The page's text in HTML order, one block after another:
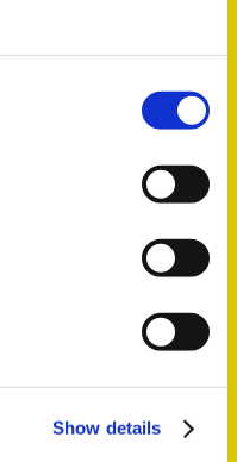
Show details
kåpa för
byta